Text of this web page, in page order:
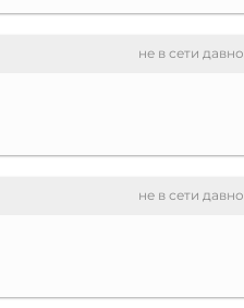
не в сети давно
не в сети давно